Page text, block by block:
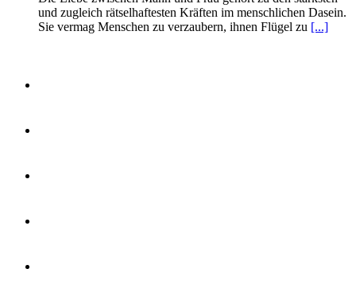
und zugleich rätselhaftesten Kräften im menschlichen Dasein.
Sie vermag Menschen zu verzaubern, ihnen Flügel zu [...]